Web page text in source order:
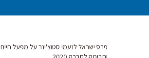
פרס ישראל לנעמי סטוצ'ינר על מפעל חיים